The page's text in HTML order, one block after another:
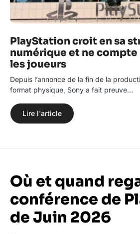
PlayStation croit en sa
numérique et ne
les joueurs
Depuis l’annonce de la fin de la
format physique, Sony a fait preuve…
Lire l'article
Où et quand
conférence de
de Juin 2026